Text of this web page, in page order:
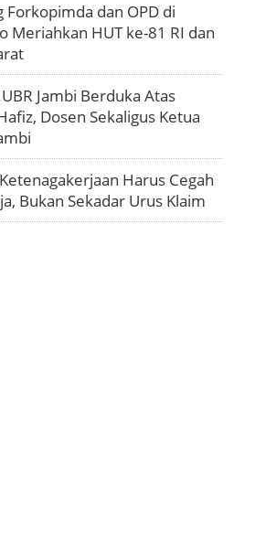
Forkopimda dan OPD di
Meriahkan HUT ke-81 RI dan
Jambi Berduka Atas
Dosen Sekaligus Ketua
Harus Cegah
Bukan Sekadar Urus Klaim